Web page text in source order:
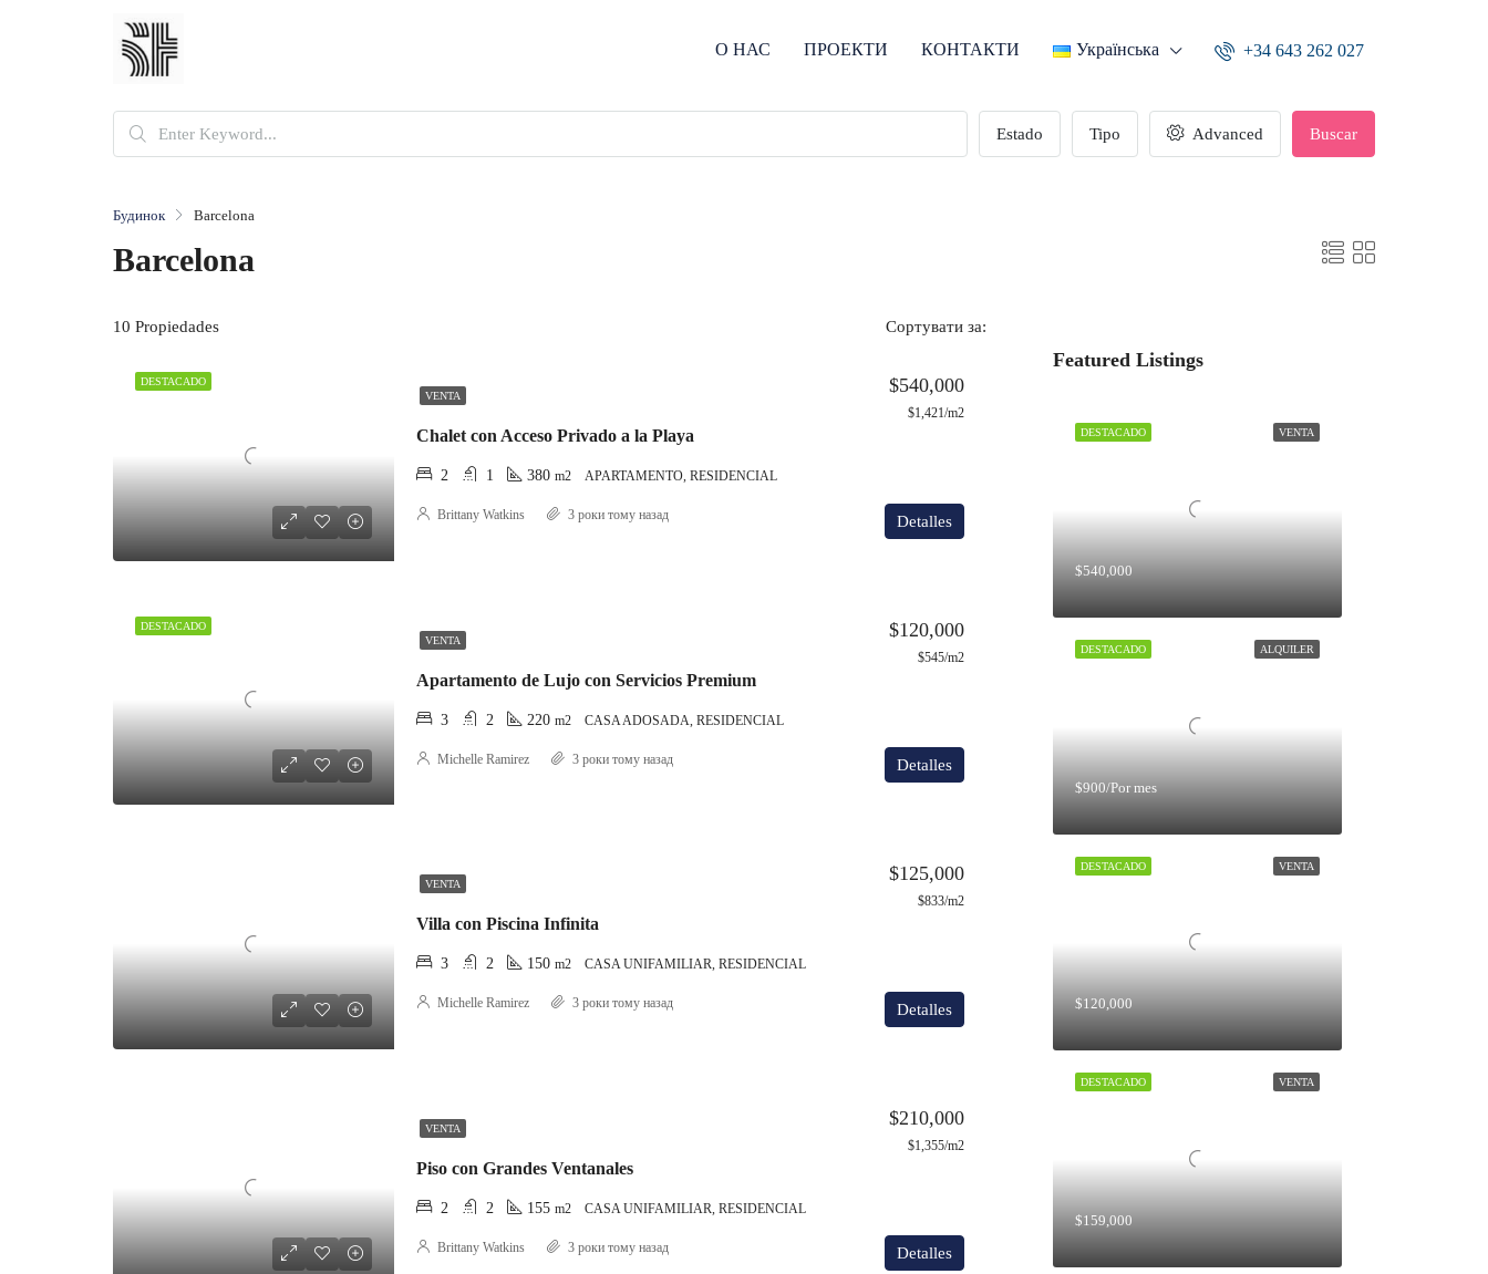
О НАС ПРОЕКТИ КОНТАКТИ Українська +34 643 262 027
Estado Tipo Advanced Buscar
Будинок Barcelona
Barcelona
10 Propiedades Сортувати за:
DESTACADO
VENTA
Chalet con Acceso Privado a la Playa
$540,000
$1,421/m2
2 1 380 m2 APARTAMENTO, RESIDENCIAL
Detalles
Brittany Watkins 3 роки тому назад
DESTACADO
VENTA
Apartamento de Lujo con Servicios Premium
$120,000
$545/m2
3 2 220 m2 CASA ADOSADA, RESIDENCIAL
Detalles
Michelle Ramirez 3 роки тому назад
VENTA
Villa con Piscina Infinita
$125,000
$833/m2
3 2 150 m2 CASA UNIFAMILIAR, RESIDENCIAL
Detalles
Michelle Ramirez 3 роки тому назад
VENTA
Piso con Grandes Ventanales
$210,000
$1,355/m2
2 2 155 m2 CASA UNIFAMILIAR, RESIDENCIAL
Detalles
Brittany Watkins 3 роки тому назад
Featured Listings
VENTA
DESTACADO
$540,000
ALQUILER
DESTACADO
$900/Por mes
VENTA
DESTACADO
$120,000
VENTA
DESTACADO
$159,000